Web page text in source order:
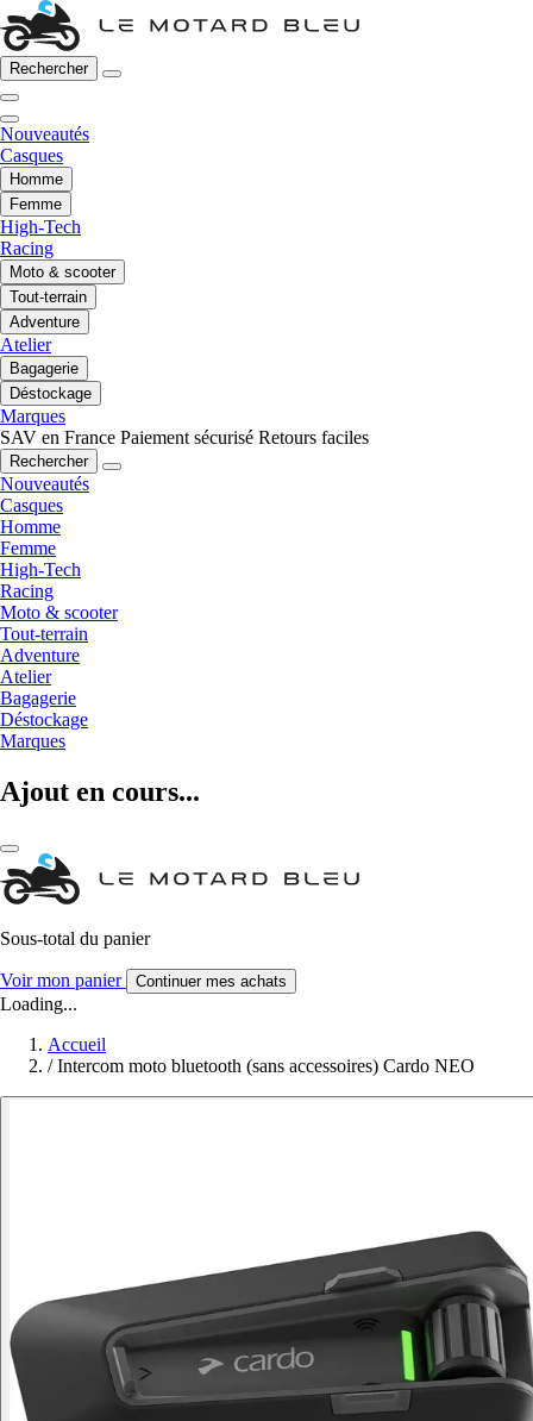
Rechercher
Nouveautés
Casques
Homme
Femme
High-Tech
Racing
Moto & scooter
Tout-terrain
Adventure
Atelier
Bagagerie
Déstockage
Marques
SAV en France Paiement sécurisé Retours faciles
Rechercher
Nouveautés
Casques
Homme
Femme
High-Tech
Racing
Moto & scooter
Tout-terrain
Adventure
Atelier
Bagagerie
Déstockage
Marques
Ajout en cours...
Sous-total du panier
Voir mon panier Continuer mes achats
Loading...
Accueil
/ Intercom moto bluetooth (sans accessoires) Cardo NEO